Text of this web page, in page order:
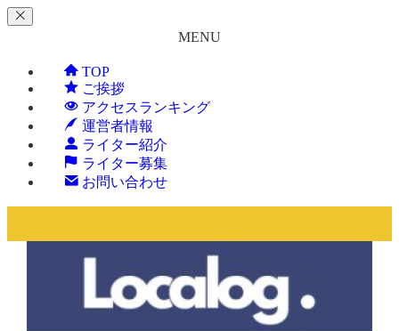
MENU
TOP
ご挨拶
アクセスランキング
運営者情報
ライター紹介
ライター募集
お問い合わせ